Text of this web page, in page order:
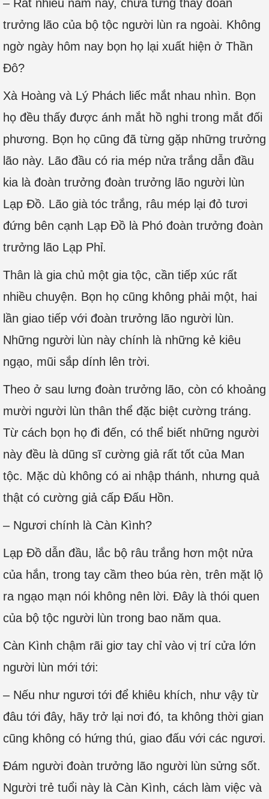
– Rất nhiều năm nay, chưa từng thấy đoàn
trưởng lão của bộ tộc người lùn ra ngoài. Không
ngờ ngày hôm nay bọn họ lại xuất hiện ở Thần
Đô?
Xà Hoàng và Lý Phách liếc mắt nhau nhìn. Bọn
họ đều thấy được ánh mắt hồ nghi trong mắt đối
phương. Bọn họ cũng đã từng gặp những trưởng
lão này. Lão đầu có ria mép nửa trắng dẫn đầu
kia là đoàn trưởng đoàn trưởng lão người lùn
Lạp Đồ. Lão già tóc trắng, râu mép lại đỏ tươi
đứng bên cạnh Lạp Đồ là Phó đoàn trưởng đoàn
trưởng lão Lạp Phỉ.
Thân là gia chủ một gia tộc, cần tiếp xúc rất
nhiều chuyện. Bọn họ cũng không phải một, hai
lần giao tiếp với đoàn trưởng lão người lùn.
Những người lùn này chính là những kẻ kiêu
ngạo, mũi sắp dính lên trời.
Theo ở sau lưng đoàn trưởng lão, còn có khoảng
mười người lùn thân thể đặc biệt cường tráng.
Từ cách bọn họ đi đến, có thể biết những người
này đều là dũng sĩ cường giả rất tốt của Man
tộc. Mặc dù không có ai nhập thánh, nhưng quả
thật có cường giả cấp Đấu Hồn.
– Ngươi chính là Càn Kình?
Lạp Đồ dẫn đầu, lắc bộ râu trắng hơn một nửa
của hắn, trong tay cầm theo búa rèn, trên mặt lộ
ra ngạo mạn nói không nên lời. Đây là thói quen
của bộ tộc người lùn trong bao năm qua.
Càn Kình chậm rãi giơ tay chỉ vào vị trí cửa lớn
người lùn mới tới:
– Nếu như ngươi tới để khiêu khích, như vậy từ
đâu tới đây, hãy trở lại nơi đó, ta không thời gian
cũng không có hứng thú, giao đấu với các ngươi.
Đám người đoàn trưởng lão người lùn sửng sốt.
Người trẻ tuổi này là Càn Kình, cách làm việc và